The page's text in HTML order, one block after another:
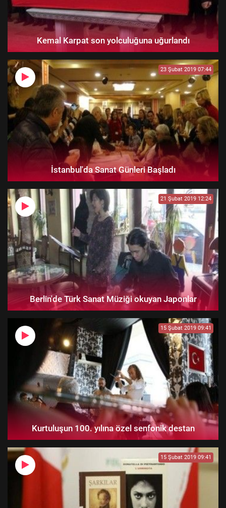
Kemal Karpat son yolculuğuna uğurlandı
23 Şubat 2019 07:44
İstanbul'da Sanat Günleri Başladı
21 Şubat 2019 12:24
Berlin'de Türk Sanat Müziği okuyan Japonlar
15 Şubat 2019 09:41
Kurtuluşun 100. yılına özel senfonik destan
15 Şubat 2019 09:41